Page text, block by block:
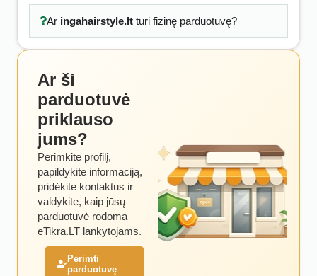
Ar ingahairstyle.ltturi fizinę parduotuvę?
Ar ši
parduotuvė
priklauso
jums?
Perimkite profilį,
papildykite informaciją,
pridėkite kontaktus ir
valdykite, kaip jūsų
parduotuvė rodoma
eTikra.LT lankytojams.
Perimti
parduotuvę